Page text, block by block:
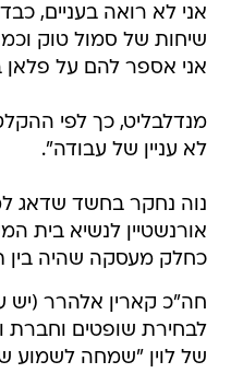
אני לא רואה בעניים,
שיחות של סמול טוק
אני אספר להם על פלאן
מנדלבליט, כך לפי
לא עניין של עבודה".
נוה נחקר בחשד שדאג
אורנשטיין לנשיא בית
כחלק מעסקה שהיה בין
חה"כ קארין אלהרר (יש
לבחירת שופטים וחברת
של לוין "שמחה לשמוע